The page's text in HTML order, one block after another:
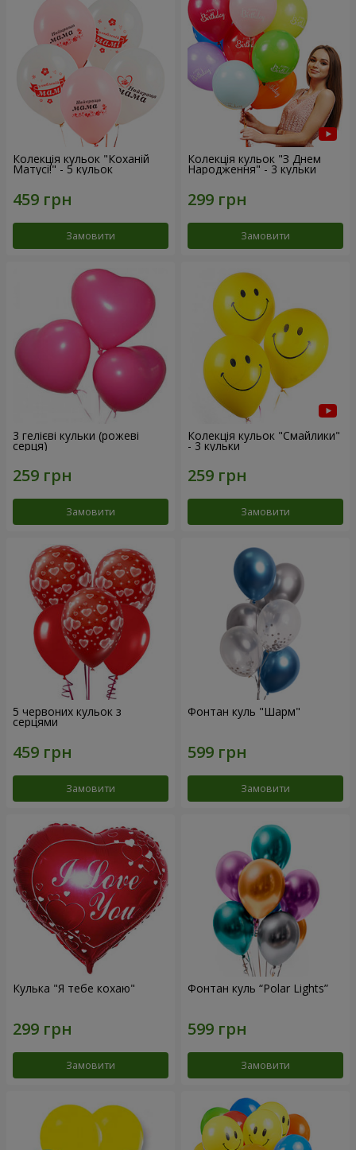
Колекція кульок "Коханій
Матусі!" - 5 кульок
Замовити
Колекція кульок "З Днем
Народження" - 3 кульки
Замовити
3 гелієві кульки (рожеві
серця)
Замовити
Колекція кульок "Смайлики"
- 3 кульки
Замовити
5 червоних кульок з
серцями
Замовити
Фонтан куль "Шарм"
Замовити
Кулька "Я тебе кохаю"
Замовити
Фонтан куль “Polar Lights”
Замовити